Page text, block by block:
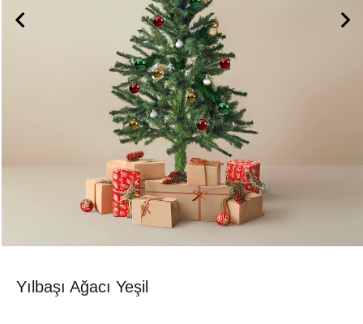
Yılbaşı Ağacı Yeşil